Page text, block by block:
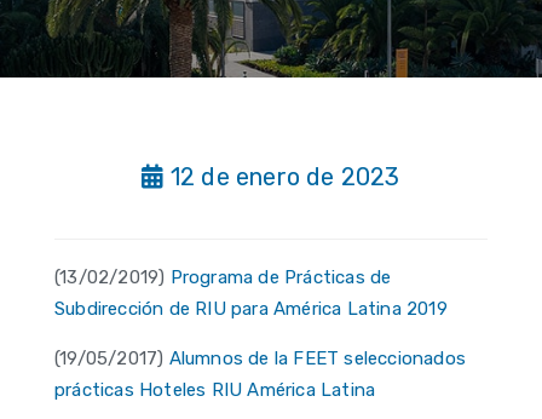
12 de enero de 2023
(13/02/2019) Programa de Prácticas de
Subdirección de RIU para América Latina 2019
(19/05/2017) Alumnos de la FEET seleccionados
prácticas Hoteles RIU América Latina